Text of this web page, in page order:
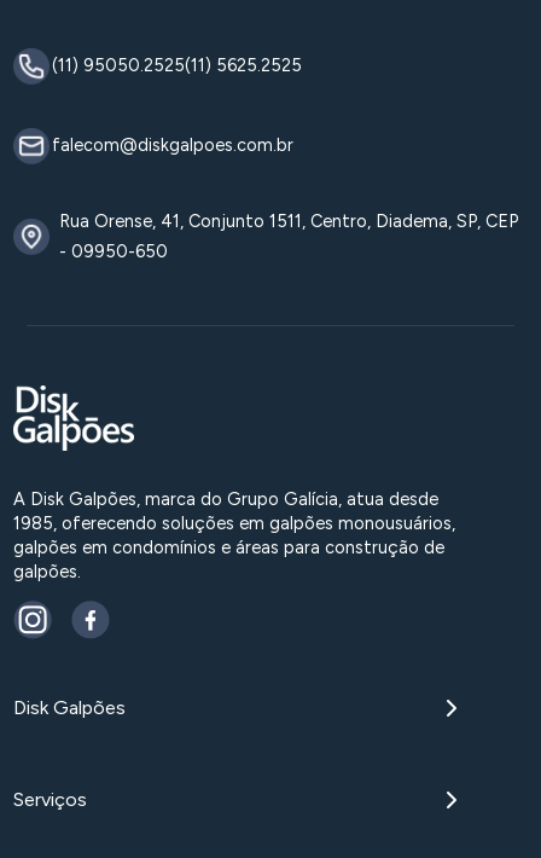
(11) 95050.2525(11) 5625.2525
falecom@diskgalpoes.com.br
Rua Orense, 41, Conjunto 1511, Centro, Diadema, SP, CEP
- 09950-650
A Disk Galpões, marca do Grupo Galícia, atua desde
1985, oferecendo soluções em galpões monousuários,
galpões em condomínios e áreas para construção de
galpões.
Disk Galpões
Serviços